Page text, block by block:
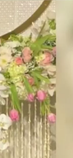
से हैं
आज़माकर
करोड़ों
साइबर…